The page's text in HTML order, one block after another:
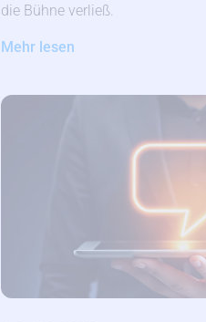
die Bühne verließ.
Mehr lesen